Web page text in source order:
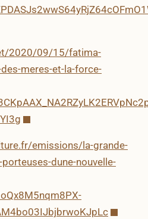
2020/09/15/fatima-
meres-et-la-force-
emissions/la-grande-
dune-nouvelle-